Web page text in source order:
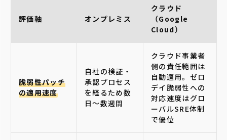
評価軸 オンプレミス
クラウド
（Google
Cloud）
脆弱性パッチ
の適用速度
自社の検証・
承認プロセス
を経るため数
日〜数週間
クラウド事業者
側の責任範囲は
自動適用。ゼロ
デイ脆弱性への
対応速度はグロ
ーバルSRE体制
で優位